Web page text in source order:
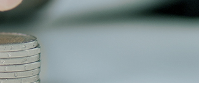
는 길
지사항
담 연락처